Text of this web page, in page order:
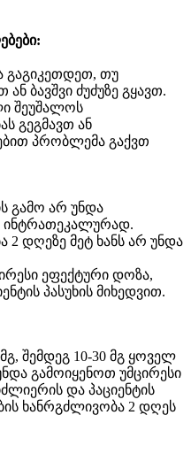
:
გაგიკეთდეთ, თუ
ან ბავშვი ძუძუზე გყავთ.
შეუშალოს
გეგმავთ ან
პრობლემა გაქვთ
გამო არ უნდა
ინტრათეკალურად.
2 დღეზე მეტ ხანს არ უნდა
ეფექტური დოზა,
პასუხის მიხედვით.
მგ, შემდეგ 10-30 მგ ყოველ
გამოიყენოთ უმცირესი
და პაციენტის
ხანრგძლივობა 2 დღეს